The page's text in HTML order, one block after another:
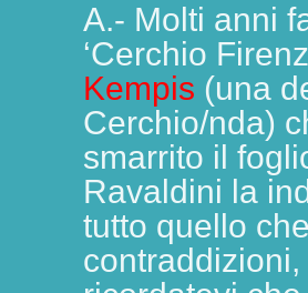
A.- Molti anni
‘Cerchio
Kempis (una
Cerchio/nda)
smarrito il
Ravaldini la
tutto quello